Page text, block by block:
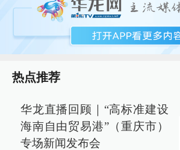
热点推荐
华龙直播回顾｜“高标准建设
海南自由贸易港”（重庆市）
专场新闻发布会